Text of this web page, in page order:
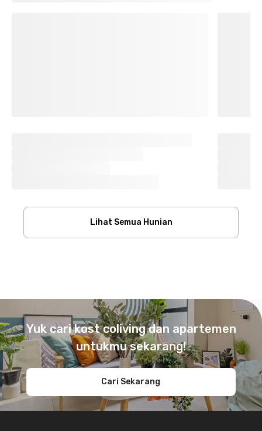
Lihat Semua Hunian
Yuk cari kost coliving dan apartemen
untukmu sekarang!
Cari Sekarang